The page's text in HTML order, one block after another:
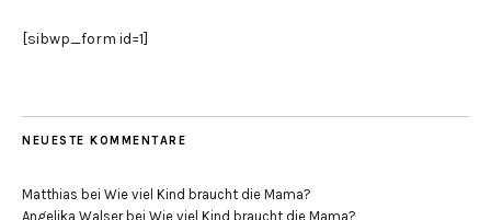
[sibwp_form id=1]
NEUESTE KOMMENTARE
Matthias bei Wie viel Kind braucht die Mama?
Angelika Walserbei Wie viel Kind braucht die Mama?